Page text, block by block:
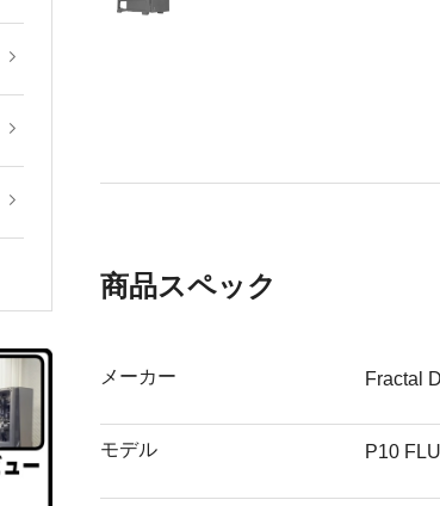
商品スペック
メーカー Fractal
モデル P10